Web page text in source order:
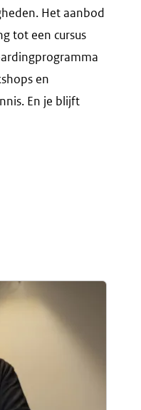
Het aanbod
tot een cursus
en
En je blijft